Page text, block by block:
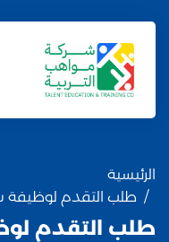
الرئيسية
طلب التقدم لوظيفة
طلب التقدم